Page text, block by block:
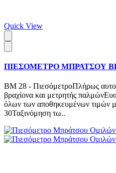
Quick View
ΠΙΕΣΟΜΕΤΡΟ ΜΠΡΑΤΣΟΥ
BM 28 - ΠιεσόμετροΠλήρως
βραχίονα και μετρητής
όλων των αποθηκευμένων τιμών
30Ταξινόμηση τω..